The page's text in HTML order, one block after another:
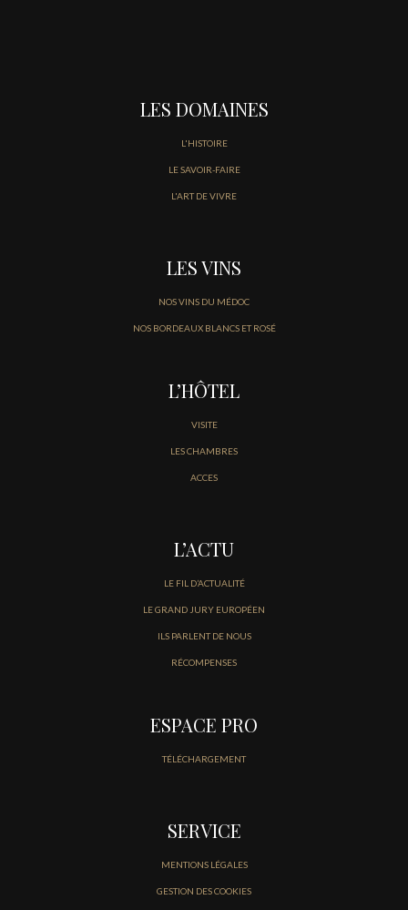
LES DOMAINES
L'HISTOIRE
LE SAVOIR-FAIRE
L'ART DE VIVRE
LES VINS
NOS VINS DU MÉDOC
NOS BORDEAUX BLANCS ET ROSÉ
L’HÔTEL
VISITE
LES CHAMBRES
ACCES
L’ACTU
LE FIL D’ACTUALITÉ
LE GRAND JURY EUROPÉEN
ILS PARLENT DE NOUS
RÉCOMPENSES
ESPACE PRO
TÉLÉCHARGEMENT
SERVICE
MENTIONS LÉGALES
GESTION DES COOKIES